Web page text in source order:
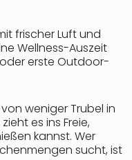
frischer Luft und
Wellness-Auszeit
erste Outdoor-
weniger Trubel in
es ins Freie,
kannst. Wer
sucht, ist